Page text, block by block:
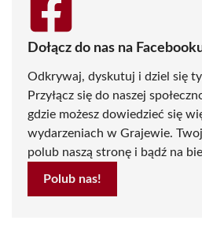
Dołącz do nas na
Odkrywaj, dyskutuj i dziel się
Przyłącz się do naszej
gdzie możesz dowiedzieć się
wydarzeniach w Grajewie.
polub naszą stronę i bądź na
Polub nas!